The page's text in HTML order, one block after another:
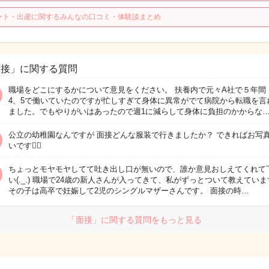
ト・出産に関するみんなの口コミ・体験談まとめ
」に関する質問
職場をどこにするかについて意見をください。 扶養内で元々A社で５年
4、5で働いていたのですが忙しすぎて身体に異常がでて病院から転職を言
ました。でもやりがいはあったので週1に減らして身体に負担のかからな…
公立の幼稚園なんですが 面接どんな服装で行きましたか？ できればお写
いです🙇‍♀️
ちょっとモヤモヤしてて吐き出し口が無いので、誰か意見おしえてくれて
い(._.) 職場で24歳の新人さんが入ってきて、私がずっとついて教えていま
その子は高卒で妊娠して2児のシングルマザーさんです。 面接の時…
「面接」に関する質問をもっと見る